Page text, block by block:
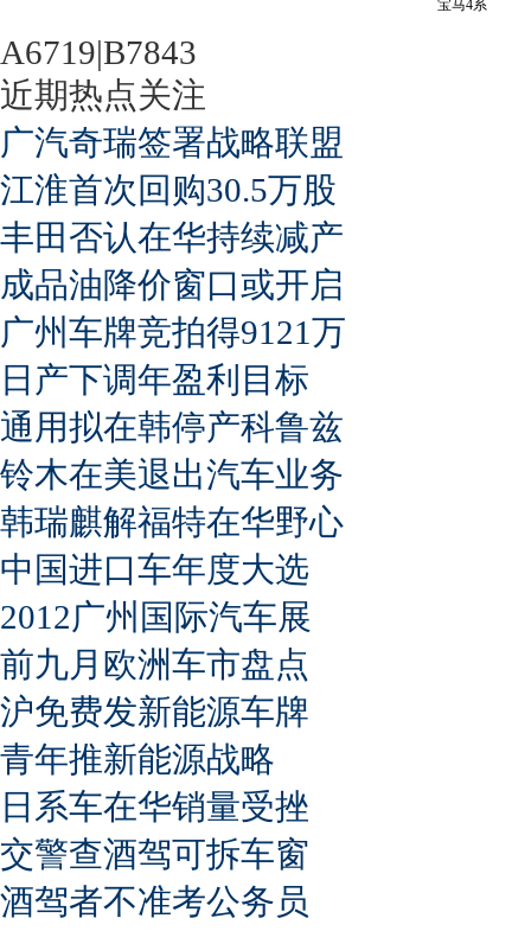
宝马4系
A6719|B7843
近期热点关注
广汽奇瑞签署战略联盟
江淮首次回购30.5万股
丰田否认在华持续减产
成品油降价窗口或开启
广州车牌竞拍得9121万
日产下调年盈利目标
通用拟在韩停产科鲁兹
铃木在美退出汽车业务
韩瑞麒解福特在华野心
中国进口车年度大选
2012广州国际汽车展
前九月欧洲车市盘点
沪免费发新能源车牌
青年推新能源战略
日系车在华销量受挫
交警查酒驾可拆车窗
酒驾者不准考公务员